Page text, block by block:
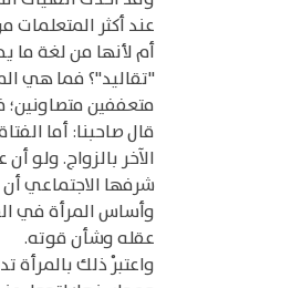
عند أكثر المتعلمات
أم لأنها من لغة ما
"تقاليد"؟ فما هي
متعففين
قال صاحبنا: أما
الآخر بالزواج.
شرفها الاجتماعي
وأساس المرأة في
عقله وشأن قوته.
واعتبرْ ذلك